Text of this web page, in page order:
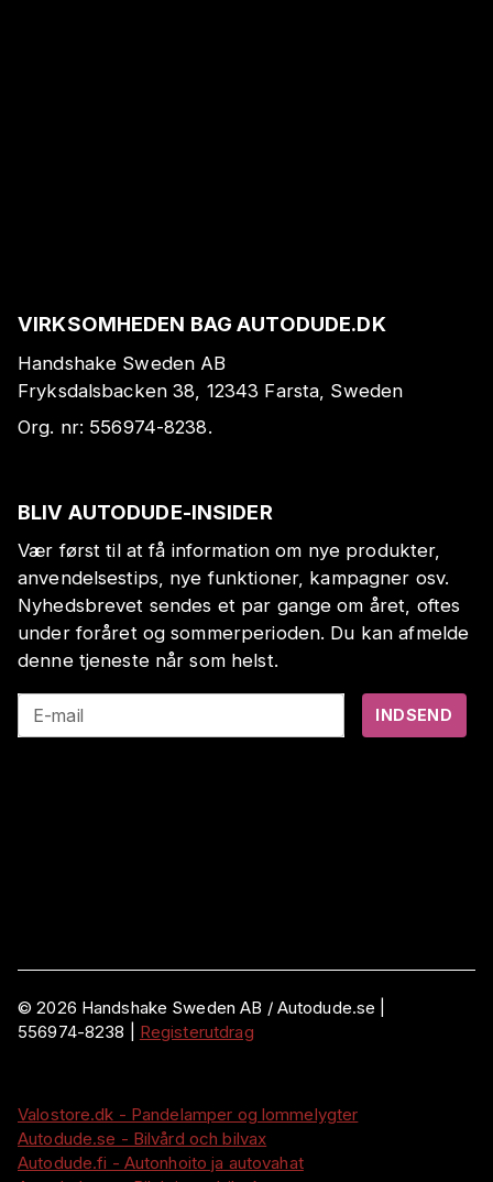
VIRKSOMHEDEN BAG AUTODUDE.DK
Handshake Sweden AB
Fryksdalsbacken 38, 12343 Farsta, Sweden
Org. nr: 556974-8238.
BLIV AUTODUDE-INSIDER
Vær først til at få information om nye produkter,
anvendelsestips, nye funktioner, kampagner osv.
Nyhedsbrevet sendes et par gange om året, oftes
under foråret og sommerperioden. Du kan afmelde
denne tjeneste når som helst.
E-mail INDSEND
©2026 Handshake Sweden AB / Autodude.se |
556974-8238
Registerutdrag
Valostore.dk - Pandelamper og lommelygter
Autodude.se - Bilvård och bilvax
Autodude.fi - Autonhoito ja autovahat